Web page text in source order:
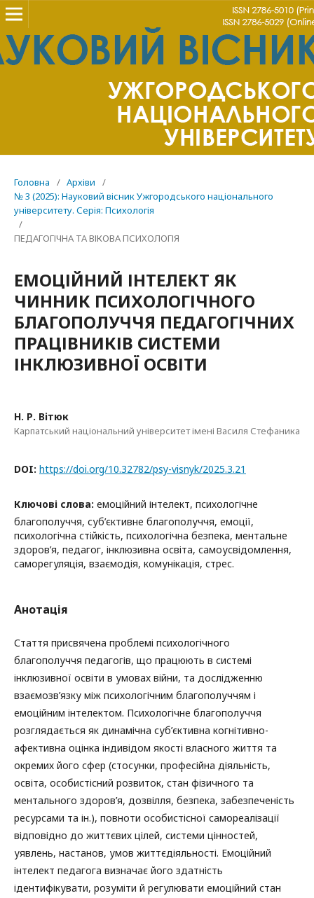
Головна / Архіви
/
№ 3 (2025): Науковий вісник Ужгородського національного
університету. Серія: Психологія
/
ПЕДАГОГІЧНА ТА ВІКОВА ПСИХОЛОГІЯ
ЕМОЦІЙНИЙ ІНТЕЛЕКТ ЯК
ЧИННИК ПСИХОЛОГІЧНОГО
БЛАГОПОЛУЧЧЯ ПЕДАГОГІЧНИХ
ПРАЦІВНИКІВ СИСТЕМИ
ІНКЛЮЗИВНОЇ ОСВІТИ
Н. Р. Вітюк
Карпатський національний університет імені Василя Стефаника
DOI: https://doi.org/10.32782/psy-visnyk/2025.3.21
Ключові слова: емоційний інтелект, психологічне
благополуччя, суб’єктивне благополуччя, емоції,
психологічна стійкість, психологічна безпека, ментальне
здоров’я, педагог, інклюзивна освіта, самоусвідомлення,
саморегуляція, взаємодія, комунікація, стрес.
Анотація
Стаття присвячена проблемі психологічного
благополуччя педагогів, що працюють в системі
інклюзивної освіти в умовах війни, та дослідженню
взаємозв’язку між психологічним благополуччям і
емоційним інтелектом. Психологічне благополуччя
розглядається як динамічна суб’єктивна когнітивно-
афективна оцінка індивідом якості власного життя та
окремих його сфер (стосунки, професійна діяльність,
освіта, особистісний розвиток, стан фізичного та
ментального здоров’я, дозвілля, безпека, забезпеченість
ресурсами та ін.), повноти особистісної самореалізації
відповідно до життєвих цілей, системи цінностей,
уявлень, настанов, умов життєдіяльності. Емоційний
інтелект педагога визначає його здатність
ідентифікувати, розуміти й регулювати емоційний стан